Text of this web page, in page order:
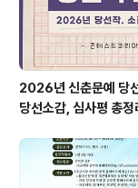
2026년 신춘문예 당
당선소감, 심사평 총정